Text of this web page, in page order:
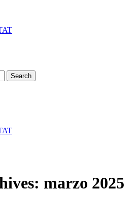
marzo 2025